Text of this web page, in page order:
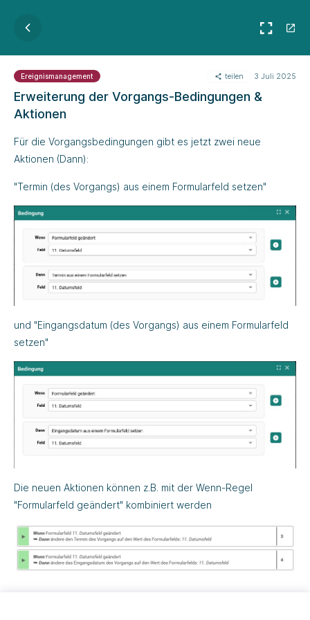
Ereignismanagement teilen 3 Juli 2025
Erweiterung der Vorgangs-Bedingungen &
Aktionen
Für die Vorgangsbedingungen gibt es jetzt zwei neue
Aktionen (Dann):
"Termin (des Vorgangs) aus einem Formularfeld setzen"
und "Eingangsdatum (des Vorgangs) aus einem Formularfeld
setzen"
Die neuen Aktionen können z.B. mit der Wenn-Regel
"Formularfeld geändert" kombiniert werden